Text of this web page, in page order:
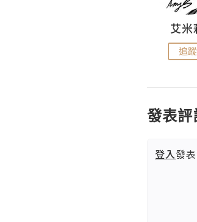
艾米
追蹤
發表評
登入發